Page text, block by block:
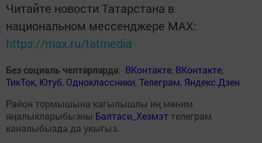
Читайте новости Татарстана в
национальном мессенджере MАХ:
https://max.ru/tatmedia
Без социаль челтәрләрдә: ВКонтакте, ВКонтакте,
ТикТок, Ютуб, Одноклассники,Телеграм, Яндекс.Дзен
Район тормышына кагылышлы иң мөһим
яңалыкларыбызны Балтаси_Хезмэт телеграм
каналыбызда да укыгыз.